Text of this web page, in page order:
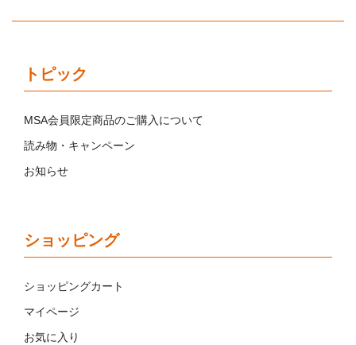
トピック
MSA会員限定商品のご購入について
読み物・キャンペーン
お知らせ
ショッピング
ショッピングカート
マイページ
お気に入り